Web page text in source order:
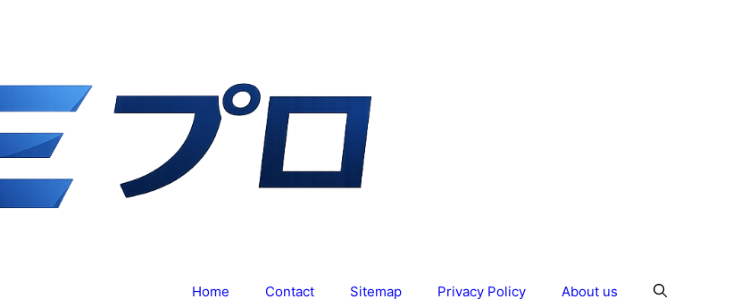
Home Contact Sitemap Privacy Policy About us